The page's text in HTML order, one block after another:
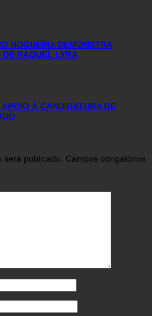
NOGUEIRA DEMONSTRA
DE RAQUEL LYRA
À CANDIDATURA DE
será publicado. Campos obrigatórios